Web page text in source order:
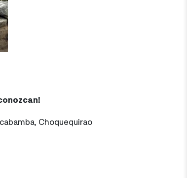
Choquequirao